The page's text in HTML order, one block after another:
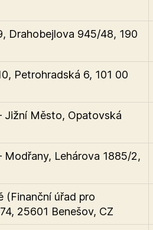
Drahobejlova 945/48, 190
Petrohradská 6, 101 00
Jižní Město, Opatovská
Modřany, Lehárova 1885/2,
(Finanční úřad pro
25601 Benešov, CZ